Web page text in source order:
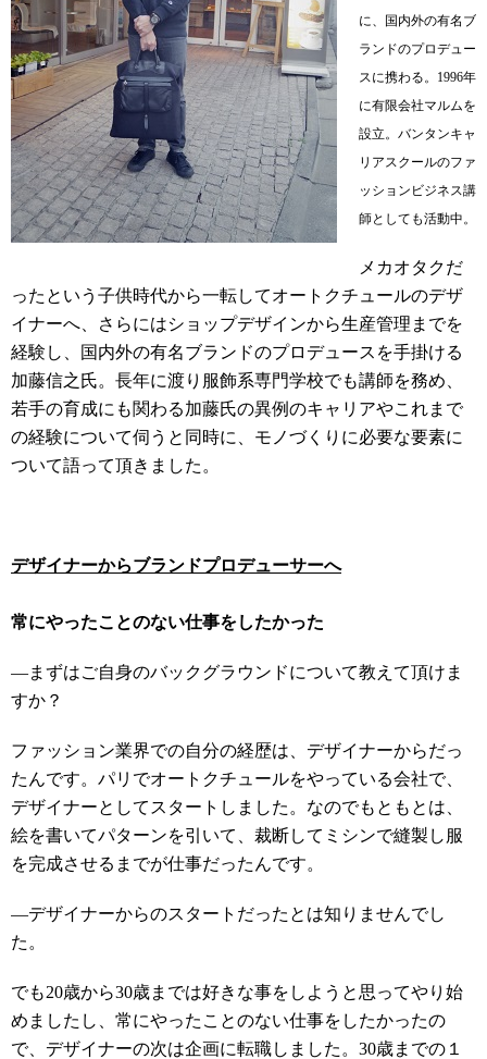
に、国内外の有名ブ
ランドのプロデュー
スに携わる。1996年
に有限会社マルムを
設立。バンタンキャ
リアスクールのファ
ッションビジネス講
師としても活動中。
メカオタクだ
ったという子供時代から一転してオートクチュールのデザ
イナーへ、さらにはショップデザインから生産管理までを
経験し、国内外の有名ブランドのプロデュースを手掛ける
加藤信之氏。長年に渡り服飾系専門学校でも講師を務め、
若手の育成にも関わる加藤氏の異例のキャリアやこれまで
の経験について伺うと同時に、モノづくりに必要な要素に
ついて語って頂きました。
デザイナーからブランドプロデューサーへ
常にやったことのない仕事をしたかった
―まずはご自身のバックグラウンドについて教えて頂けま
すか？
ファッション業界での自分の経歴は、デザイナーからだっ
たんです。パリでオートクチュールをやっている会社で、
デザイナーとしてスタートしました。なのでもともとは、
絵を書いてパターンを引いて、裁断してミシンで縫製し服
を完成させるまでが仕事だったんです。
―デザイナーからのスタートだったとは知りませんでし
た。
でも20歳から30歳までは好きな事をしようと思ってやり始
めましたし、常にやったことのない仕事をしたかったの
で、デザイナーの次は企画に転職しました。30歳までの１